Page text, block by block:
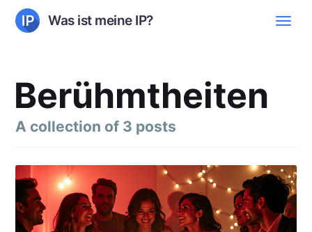
Was ist meine IP?
Berühmtheiten
A collection of 3 posts